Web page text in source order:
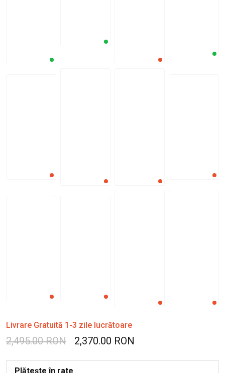
Livrare Gratuită 1-3 zile lucrătoare
2,495.00 RON 2,370.00 RON
Plătește în rate